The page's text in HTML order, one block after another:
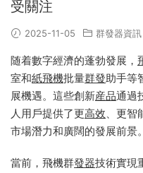
受關注
2025-11-05 群發器資訊
随着數字經濟的蓬勃發展，
室和紙飛機批量群發助手等
展機遇。這些創新産品通過
人用戶提供了更高效、更智
市場潛力和廣闊的發展前景。
當前，飛機群發器技術實現